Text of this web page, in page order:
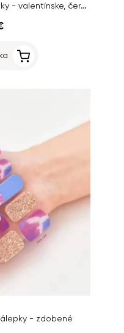
Gélové polovytvrdené nálepky - valentínske, červené
- zdobené